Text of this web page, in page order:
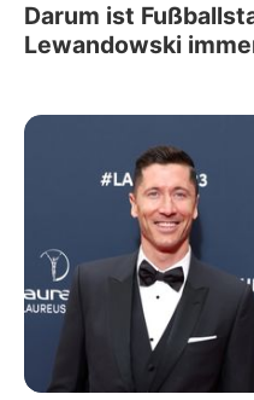
Darum ist
Lewandowski